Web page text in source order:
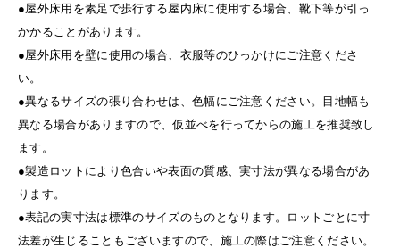
●屋外床用を素足で歩行する屋内床に使用する場合、靴下等が引っ
かかることがあります。
●屋外床用を壁に使用の場合、衣服等のひっかけにご注意くださ
い。
●異なるサイズの張り合わせは、色幅にご注意ください。目地幅も
異なる場合がありますので、仮並べを行ってからの施工を推奨致し
ます。
●製造ロットにより色合いや表面の質感、実寸法が異なる場合があ
ります。
●表記の実寸法は標準のサイズのものとなります。ロットごとに寸
法差が生じることもございますので、施工の際はご注意ください。